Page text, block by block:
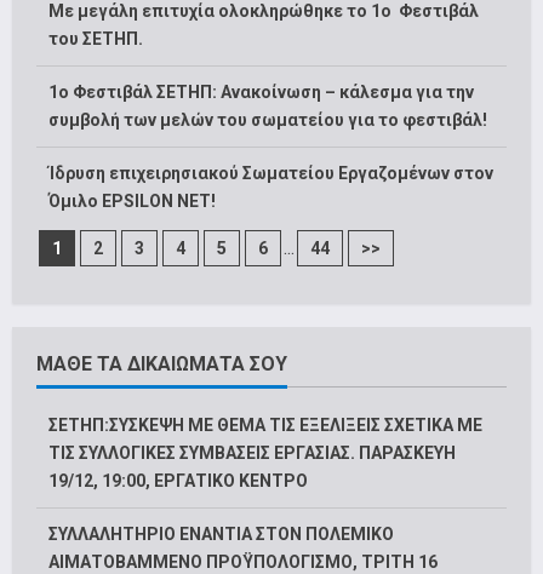
Με μεγάλη επιτυχία ολοκληρώθηκε το 1ο Φεστιβάλ
του ΣΕΤΗΠ.
1o Φεστιβάλ ΣΕΤΗΠ: Ανακοίνωση – κάλεσμα για την
συμβολή των μελών του σωματείου για το φεστιβάλ!
Ίδρυση επιχειρησιακού Σωματείου Εργαζομένων στον
Όμιλο EPSILON NET!
1 2 3 4 5 6 ... 44 >>
ΜΑΘΕ ΤΑ ΔΙΚΑΙΩΜΑΤΑ ΣΟΥ
ΣΕΤΗΠ:ΣΥΣΚΕΨΗ ΜΕ ΘΕΜΑ ΤΙΣ ΕΞΕΛΙΞΕΙΣ ΣΧΕΤΙΚΑ ΜΕ
ΤΙΣ ΣΥΛΛΟΓΙΚΕΣ ΣΥΜΒΑΣΕΙΣ ΕΡΓΑΣΙΑΣ. ΠΑΡΑΣΚΕΥΗ
19/12, 19:00, ΕΡΓΑΤΙΚΟ ΚΕΝΤΡΟ
ΣΥΛΛΑΛΗΤΗΡΙΟ ΕΝΑΝΤΙΑ ΣΤΟΝ ΠΟΛΕΜΙΚΟ
ΑΙΜΑΤΟΒΑΜΜΕΝΟ ΠΡΟΫΠΟΛΟΓΙΣΜΟ, ΤΡΙΤΗ 16